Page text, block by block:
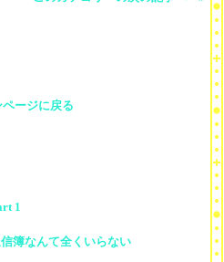
ページに戻る
1
簿なんて全くいらない